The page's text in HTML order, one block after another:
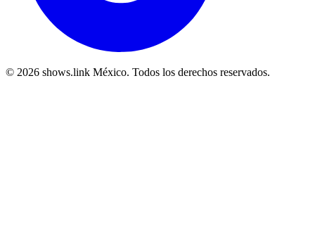
© 2026 shows.link México. Todos los derechos reservados.